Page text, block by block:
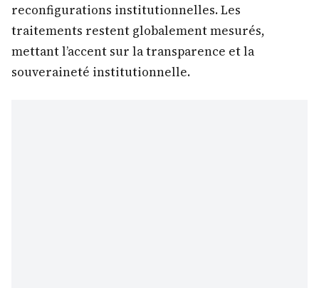
reconfigurations institutionnelles. Les
traitements restent globalement mesurés,
mettant l’accent sur la transparence et la
souveraineté institutionnelle.